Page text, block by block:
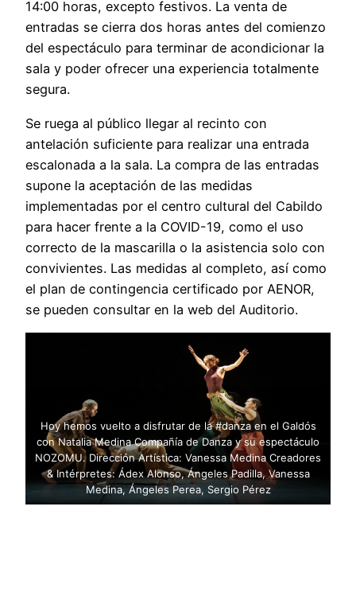
14:00 horas, excepto festivos. La venta de
entradas se cierra dos horas antes del comienzo
del espectáculo para terminar de acondicionar la
sala y poder ofrecer una experiencia totalmente
segura.
Se ruega al público llegar al recinto con
antelación suficiente para realizar una entrada
escalonada a la sala. La compra de las entradas
supone la aceptación de las medidas
implementadas por el centro cultural del Cabildo
para hacer frente a la COVID-19, como el uso
correcto de la mascarilla o la asistencia solo con
convivientes. Las medidas al completo, así como
el plan de contingencia certificado por AENOR,
se pueden consultar en la web del Auditorio.
Hoy hemos vuelto a disfrutar de la #danza en el Galdós
con Natalia Medina Compañía de Danza y su espectáculo
NOZOMU. Dirección Artística: Vanessa Medina Creadores
& Intérpretes: Ádex Alonso, Ángeles Padilla, Vanessa
Medina, Ángeles Perea, Sergio Pérez